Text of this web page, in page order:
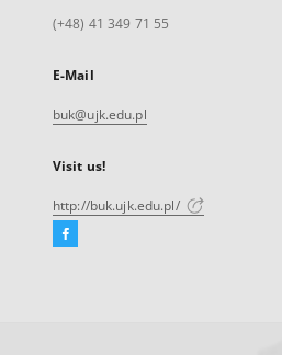
(+48) 41 349 71 55
E-Mail
buk@ujk.edu.pl
Visit us!
http://buk.ujk.edu.pl/
Facebook